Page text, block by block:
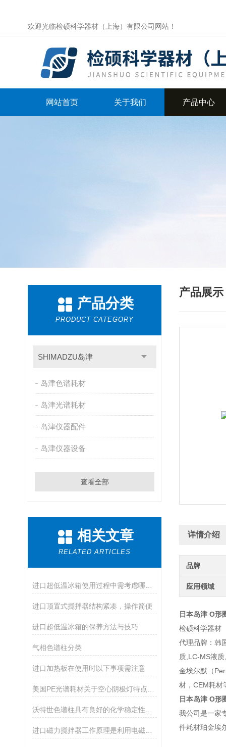
欢迎光临检硕科学器材（上海）有限公司网站！
网站首页 关于我们 产品中心
产品分类
PRODUCT CATEGORY
SHIMADZU岛津
岛津色谱耗材
岛津光谱耗材
岛津仪器配件
岛津仪器设备
查看全部
相关文章
RELATED ARTICLES
进口超低温冰箱使用过程中需考虑哪些因素？
进口顶置式搅拌器结构紧凑，操作简便
进口超低温冰箱的保养方法与技巧
气相色谱柱分类
进口加热板在使用时以下事项需注意
进口磁力搅拌器工作原理是利用电磁感应原理
产品展示
详情介绍
品牌
应用领域
日本岛津 O形
检硕科学器材
代理品牌：韩
质,LC-MS液
金埃尔默（
材，CEM耗材
日本岛津 O形
我公司是一家
件耗材珀金埃